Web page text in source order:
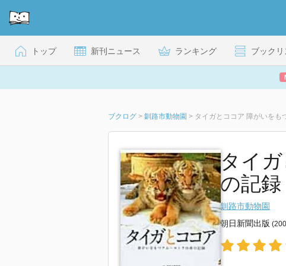
トップ 新刊ニュース ランキング ブックリ
ブクログ > 釧路市動物園 > タイガとココア 障がいをも
タイ
の記録
釧路市動物園
朝日新聞出版